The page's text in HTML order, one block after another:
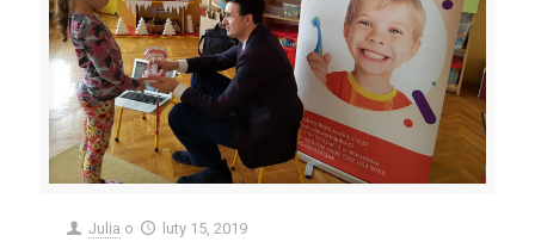
Julia o luty 15, 2019